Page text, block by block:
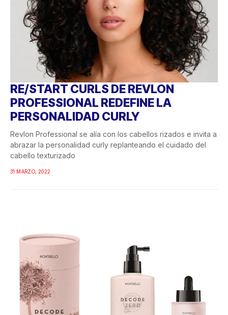
RE/START CURLS DE REVLON
PROFESSIONAL REDEFINE LA
PERSONALIDAD CURLY
Revlon Professional se alía con los cabellos rizados e invita a
abrazar la personalidad curly replanteando el cuidado del
cabello texturizado
31 MARZO, 2022